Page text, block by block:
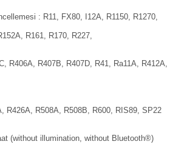
: R11, FX80, I12A, R1150, R1270,
R161, R170, R227,
R406A, R407B, R407D, R41, Ra11A, R412A,
R426A, R508A, R508B, R600, RIS89, SP22
(without illumination, without Bluetooth®)